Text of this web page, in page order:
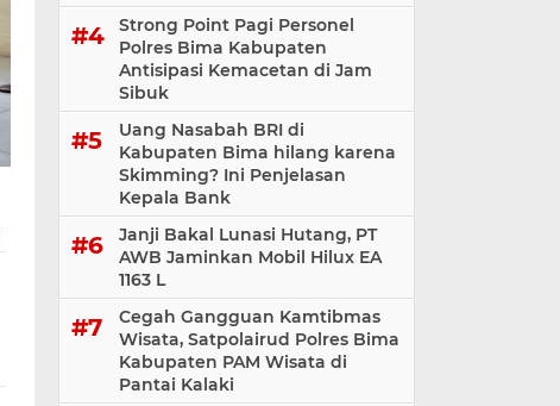
Strong Point Pagi Personel
Polres Bima Kabupaten
Antisipasi Kemacetan di Jam
Sibuk
Uang Nasabah BRI di
Kabupaten Bima hilang karena
Skimming? Ini Penjelasan
Kepala Bank
Janji Bakal Lunasi Hutang, PT
AWB Jaminkan Mobil Hilux EA
1163 L
Cegah Gangguan Kamtibmas
Wisata, Satpolairud Polres Bima
Kabupaten PAM Wisata di
Pantai Kalaki